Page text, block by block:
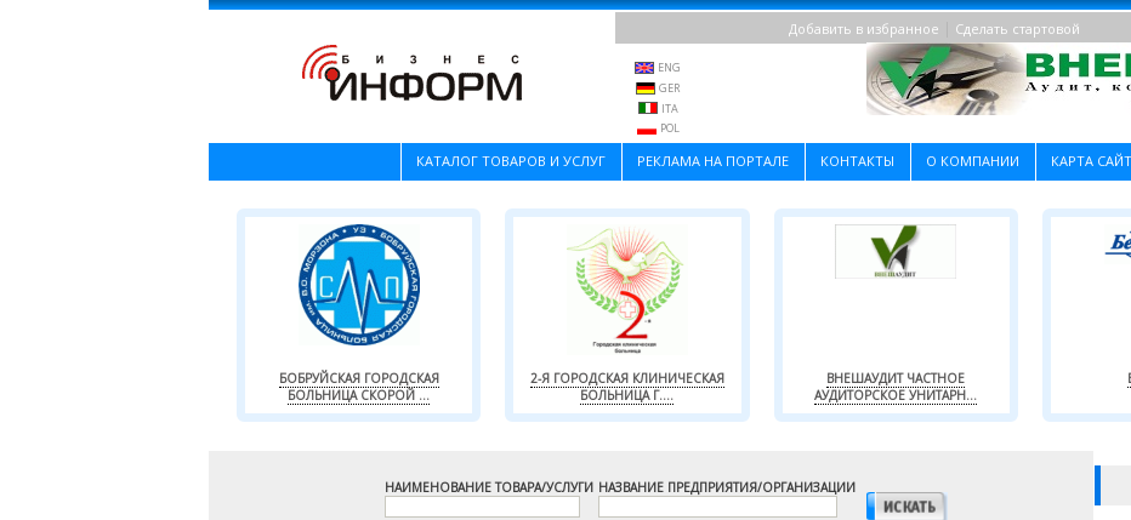
Добавить в избранное Сделать стартовой
ENG
GER
ITA
POL
КАТАЛОГ ТОВАРОВ И УСЛУГ РЕКЛАМА НА ПОРТАЛЕ КОНТАКТЫ О КОМПАНИИ КАРТА
БОБРУЙСКАЯ ГОРОДСКАЯ
БОЛЬНИЦА СКОРОЙ ...
2-Я ГОРОДСКАЯ КЛИНИЧЕСКАЯ
БОЛЬНИЦА Г....
ВНЕШАУДИТ ЧАСТНОЕ
АУДИТОРСКОЕ УНИТАРН...
НАИМЕНОВАНИЕ ТОВАРА/УСЛУГИ НАЗВАНИЕ ПРЕДПРИЯТИЯ/ОРГАНИЗАЦИИ